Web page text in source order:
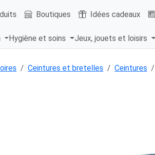
Boutiques Idées cadeaux
Hygiène et soins Jeux, jouets et loisirs
Ceintures et bretelles Ceintures